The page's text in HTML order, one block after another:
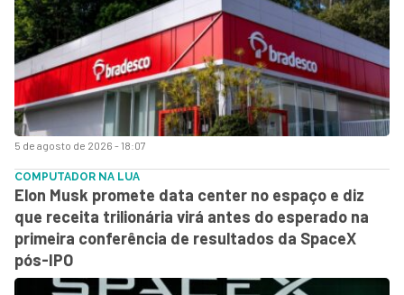
5 de agosto de 2026 - 18:07
COMPUTADOR NA LUA
Elon Musk promete data center no espaço e diz
que receita trilionária virá antes do esperado na
primeira conferência de resultados da SpaceX
pós-IPO